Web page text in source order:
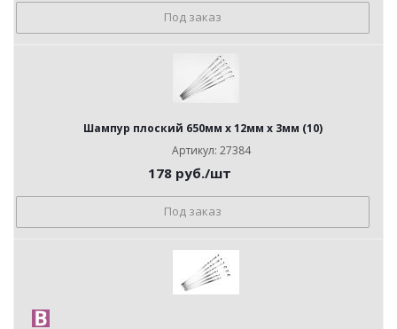
Под заказ
Шампур плоский 650мм x 12мм x 3мм (10)
Артикул: 27384
178 руб./шт
Под заказ